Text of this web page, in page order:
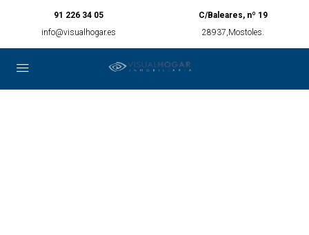
91 226 34 05
info@visualhogar.es
C/Baleares, nº 19
28937,Mostoles.